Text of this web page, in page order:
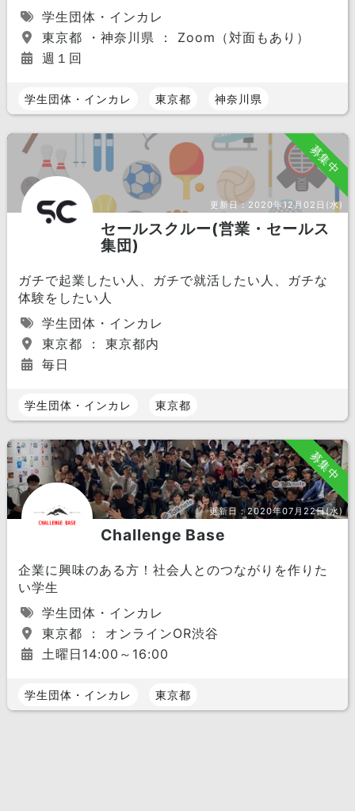
学生団体・インカレ
東京都 ・神奈川県 ： Zoom（対面もあり）
週１回
学生団体・インカレ 東京都 神奈川県
募集中
更新日： 2020年12月02日(水)
セールスクルー(営業・セールス
集団)
ガチで起業したい人、ガチで就活したい人、ガチな
体験をしたい人
学生団体・インカレ
東京都 ： 東京都内
毎日
学生団体・インカレ 東京都
募集中
更新日：2020年07月22日(水)
Challenge Base
企業に興味のある方！社会人とのつながりを作りた
い学生
学生団体・インカレ
東京都 ： オンラインOR渋谷
土曜日14:00～16:00
学生団体・インカレ 東京都